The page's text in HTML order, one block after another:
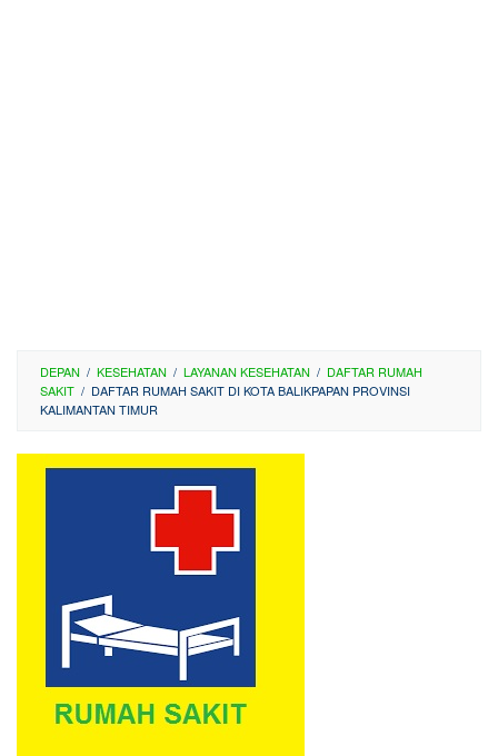
DEPAN / KESEHATAN / LAYANAN KESEHATAN / DAFTAR RUMAH
SAKIT / DAFTAR RUMAH SAKIT DI KOTA BALIKPAPAN PROVINSI
KALIMANTAN TIMUR